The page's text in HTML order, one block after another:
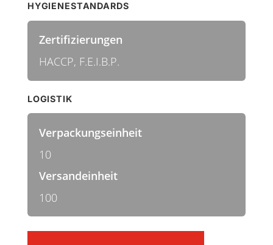
HYGIENESTANDARDS
Zertifizierungen
HACCP, F.E.I.B.P.
LOGISTIK
Verpackungseinheit
10
Versandeinheit
100